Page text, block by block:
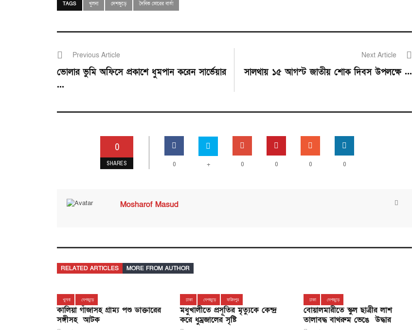
TAGS খুলনা দেশজুড়ে দৈনিক ভোরের বার্তা
Previous Article
ভোলার ভুমি অফিসে প্রকাশে ধুমপান করেন সার্ভেয়ার
...
Next Article
সালথায় ১৫ আগস্ট জাতীয় শোক দিবস উপলক্ষে ...
0
SHARES 0 + 0 0 0 0
Mosharof Masud
RELATED ARTICLES MORE FROM AUTHOR
খুলনা দেশজুড়ে
কালিয়া গাঁজাসহ গ্রাম্য পশু ডাক্তারের
সঙ্গীসহ আটক
ঢাকা দেশজুড়ে ফরিদপুর
মধুখালীতে প্রসূতির মৃত্যুকে কেন্দ্র
করে ধুম্রজালের সৃষ্টি
ঢাকা দেশজুড়ে
বোয়ালমারীতে স্কুল ছাত্রীর লাশ
তালাবদ্ধ বাথরুম ভেঙে উদ্ধার